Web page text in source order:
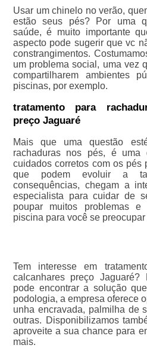
Usar um chinelo no verão,
estão seus pés? Por uma
saúde, é muito importante
aspecto pode sugerir que vc
constrangimentos.
um problema social, uma vez
compartilharem ambientes
piscinas, por exemplo.
tratamento para
preço Jaguaré
Mais que uma questão
rachaduras nos pés, é uma
cuidados corretos com os pés
que podem evoluir a
consequências, chegam a
especialista para cuidar de
poupar muitos problemas
piscina para você se
Tem interesse em
calcanhares preço
pode encontrar a solução
podologia, a empresa oferece
unha encravada, palmilha de
outras. Disponibilizamos
aproveite a sua chance para
mais.